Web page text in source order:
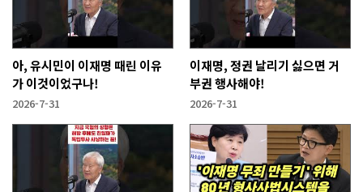
아, 유시민이 이재명 때린 이유
가 이것이었구나!
2026-7-31
이재명, 정권 날리기 싫으면 거
부권 행사해야!
2026-7-31